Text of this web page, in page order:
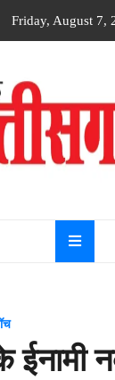
Friday, August 7,
watch